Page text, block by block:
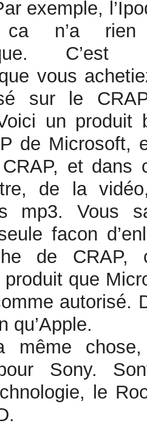
exemple,
n’a
C’est
vous
sur le
un produit
de Microsoft,
et dans
de la
mp3. Vous
facon
de CRAP,
produit que
autorisé.
qu’Apple.
même
Sony.
le